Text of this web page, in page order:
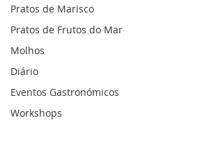
Pratos de Marisco
Pratos de Frutos do Mar
Molhos
Diário
Eventos Gastronómicos
Workshops